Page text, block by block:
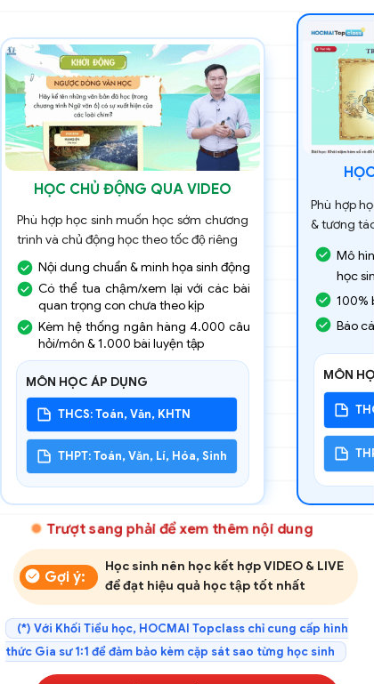
HỌC CHỦ ĐỘNG QUA VIDEO
Phù hợp học sinh muốn học sớm chương
trình và chủ động học theo tốc độ riêng
Nội dung chuẩn & minh họa sinh động
Có thể tua chậm/xem lại với các bài
quan trọng con chưa theo kịp
Kèm hệ thống ngân hàng 4.000 câu
hỏi/môn & 1.000 bài luyện tập
MÔN HỌC ÁP DỤNG
THCS: Toán, Văn, KHTN
THPT: Toán, Văn, Lí, Hóa, Sinh
Phù hợp
& tương
Mô
học
100%
Báo
MÔN
Gợi ý:
Học sinh nên học kết hợp VIDEO & LIVE
để đạt hiệu quả học tập tốt nhất
(*) Với Khối Tiểu học, HOCMAI Topclass chỉ cung cấp hình
thức Gia sư 1:1 để đảm bảo kèm cặp sát sao từng học sinh
Trượt sang phải để xem thêm nội dung